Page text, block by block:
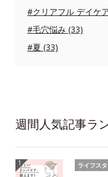
#クリアフル デイケ
#毛穴悩み (33)
#夏 (33)
週間人気記事ラ
ライフス